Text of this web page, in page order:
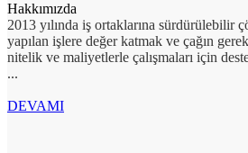
Hakkımızda
2013 yılında iş ortaklarına sürdürülebilir
yapılan işlere değer katmak ve çağın
nitelik ve maliyetlerle çalışmaları için
...
DEVAMI